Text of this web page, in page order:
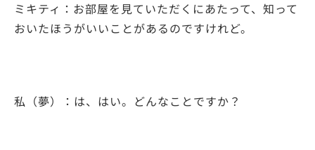
ミキティ：お部屋を見ていただくにあたって、知って
おいたほうがいいことがあるのですけれど。
私（夢）：は、はい。どんなことですか？